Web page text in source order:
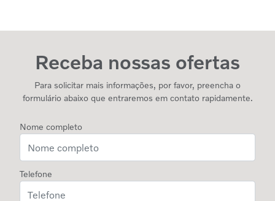
Receba nossas ofertas
Para solicitar mais informações, por favor, preencha o
formulário abaixo que entraremos em contato rapidamente.
Nome completo
Telefone